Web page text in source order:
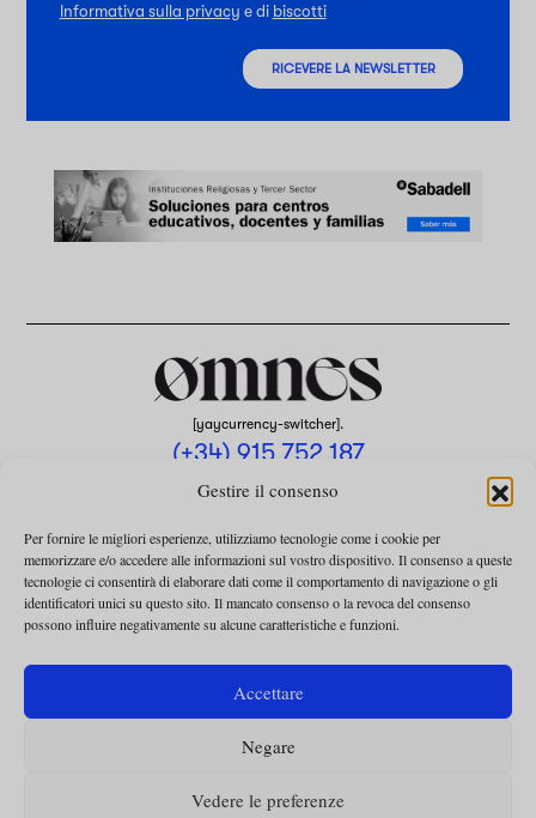
Gestire il consenso
Per fornire le migliori esperienze, utilizziamo tecnologie come i cookie per
memorizzare e/o accedere alle informazioni sul vostro dispositivo. Il consenso a queste
tecnologie ci consentirà di elaborare dati come il comportamento di navigazione o gli
identificatori unici su questo sito. Il mancato consenso o la revoca del consenso
possono influire negativamente su alcune caratteristiche e funzioni.
Accettare
Negare
Vedere le preferenze
Informativa sulla privacy e di biscotti
RICEVERE LA NEWSLETTER
[yaycurrency-switcher].
(+34) 915 752 187
omnes@omnesmag.com
INFORMATIVA SULLA PRIVACY
UTILIZZO DEI COOKIE
TERMINI E CONDIZIONI DELLA COLLABORAZIONE